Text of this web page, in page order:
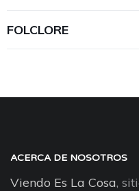
FOLCLORE
ACERCA DE NOSOTROS
Viendo Es La Cosa,